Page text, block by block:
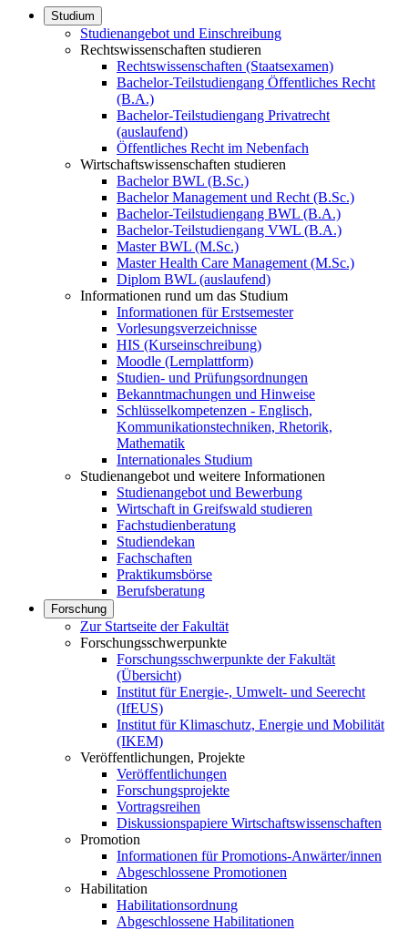
Studium
Studienangebot und Einschreibung
Rechtswissenschaften studieren
Rechtswissenschaften (Staatsexamen)
Bachelor-Teilstudiengang Öffentliches Recht
(B.A.)
Bachelor-Teilstudiengang Privatrecht
(auslaufend)
Öffentliches Recht im Nebenfach
Wirtschaftswissenschaften studieren
Bachelor BWL (B.Sc.)
Bachelor Management und Recht (B.Sc.)
Bachelor-Teilstudiengang BWL (B.A.)
Bachelor-Teilstudiengang VWL (B.A.)
Master BWL (M.Sc.)
Master Health Care Management (M.Sc.)
Diplom BWL (auslaufend)
Informationen rund um das Studium
Informationen für Erstsemester
Vorlesungsverzeichnisse
HIS (Kurseinschreibung)
Moodle (Lernplattform)
Studien- und Prüfungsordnungen
Bekanntmachungen und Hinweise
Schlüsselkompetenzen - Englisch,
Kommunikationstechniken, Rhetorik,
Mathematik
Internationales Studium
Studienangebot und weitere Informationen
Studienangebot und Bewerbung
Wirtschaft in Greifswald studieren
Fachstudienberatung
Studiendekan
Fachschaften
Praktikumsbörse
Berufsberatung
Forschung
Zur Startseite der Fakultät
Forschungsschwerpunkte
Forschungsschwerpunkte der Fakultät
(Übersicht)
Institut für Energie-, Umwelt- und Seerecht
(IfEUS)
Institut für Klimaschutz, Energie und Mobilität
(IKEM)
Veröffentlichungen, Projekte
Veröffentlichungen
Forschungsprojekte
Vortragsreihen
Diskussionspapiere Wirtschaftswissenschaften
Promotion
Informationen für Promotions-Anwärter/innen
Abgeschlossene Promotionen
Habilitation
Habilitationsordnung
Abgeschlossene Habilitationen